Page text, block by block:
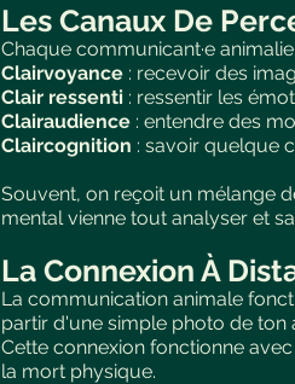
Les Canaux De
Chaque communicant·e
Clairvoyance : recevoir des
Clair ressenti : ressentir les
Clairaudience : entendre des
Claircognition : savoir quelque
Souvent, on reçoit un mélange
mental vienne tout analyser et
La Connexion À
La communication animale
partir d'une simple photo de ton
Cette connexion fonctionne
la mort physique.